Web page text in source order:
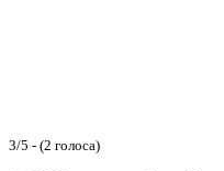
3/5 - (2 голоса)